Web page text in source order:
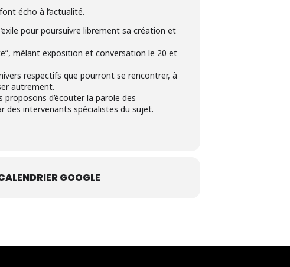
écho à l’actualité.
pour poursuivre librement sa création et
mêlant exposition et conversation le 20 et
respectifs que pourront se rencontrer, à
autrement.
proposons d’écouter la parole des
des intervenants spécialistes du sujet.
GOOGLE